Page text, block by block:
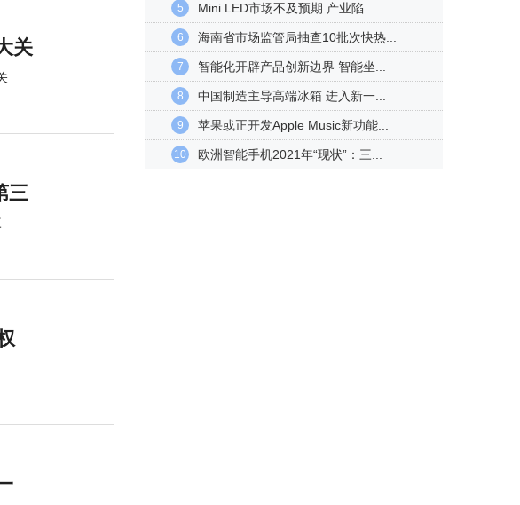
关
三
5 Mini LED市场不及预期 产业陷...
6 海南省市场监管局抽查10批次快热...
7 智能化开辟产品创新边界 智能坐...
8 中国制造主导高端冰箱 进入新一...
9 苹果或正开发Apple Music新功能...
10 欧洲智能手机2021年“现状”：三...